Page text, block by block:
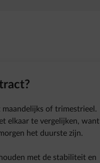
of trimestrieel.
elkaar te vergelijken, want
het duurste zijn.
met de stabiliteit en